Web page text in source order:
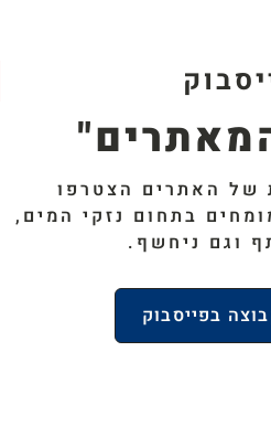
של האתרים הצטרפו
בתחום נזקי המים,
וגם ניחשף.​
בפייסבוק